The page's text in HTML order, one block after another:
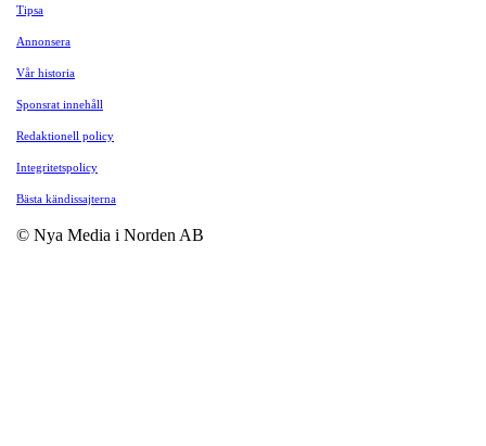
Tipsa
Annonsera
Vår historia
Sponsrat innehåll
Redaktionell policy
Integritetspolicy
Bästa kändissajterna
© Nya Media i Norden AB